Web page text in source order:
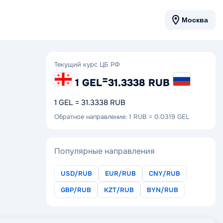
Москва
Текущий курс ЦБ РФ
1 GEL=31.3338 RUB
1 GEL = 31.3338 RUB
Обратное направление: 1 RUB = 0.0319 GEL
Популярные направления
USD/RUB EUR/RUB
CNY/RUB
GBP/RUB
KZT/RUB BYN/RUB